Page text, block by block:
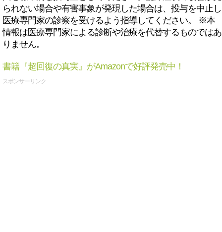
られない場合や有害事象が発現した場合は、投与を中止し
医療専門家の診察を受けるよう指導してください。 ※本
情報は医療専門家による診断や治療を代替するものではあ
りません。
書籍『超回復の真実』がAmazonで好評発売中！
スポンサーリンク